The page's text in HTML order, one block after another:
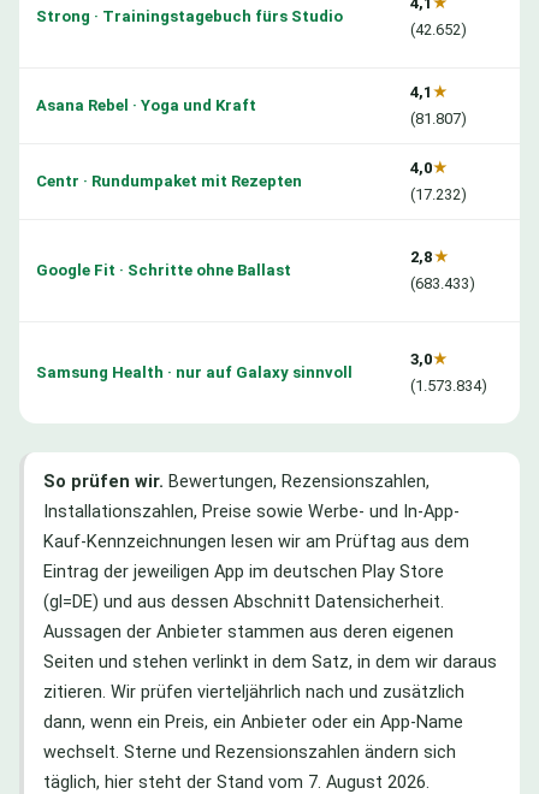
Strong · Trainingstagebuch fürs Studio
(42.652)
Asana Rebel · Yoga und Kraft
4,1 ★
(81.807)
Centr · Rundumpaket mit Rezepten
4,0★
(17.232)
Google Fit · Schritte ohne Ballast
2,8★
(683.433)
Samsung Health · nur auf Galaxy sinnvoll
3,0★
(1.573.834)
So prüfen wir. Bewertungen, Rezensionszahlen,
Installationszahlen, Preise sowie Werbe- und In-App-
Kauf-Kennzeichnungen lesen wir am Prüftag aus dem
Eintrag der jeweiligen App im deutschen Play Store
(gl=DE) und aus dessen Abschnitt Datensicherheit.
Aussagen der Anbieter stammen aus deren eigenen
Seiten und stehen verlinkt in dem Satz, in dem wir daraus
zitieren. Wir prüfen vierteljährlich nach und zusätzlich
dann, wenn ein Preis, ein Anbieter oder ein App-Name
wechselt. Sterne und Rezensionszahlen ändern sich
täglich, hier steht der Stand vom 7. August 2026.